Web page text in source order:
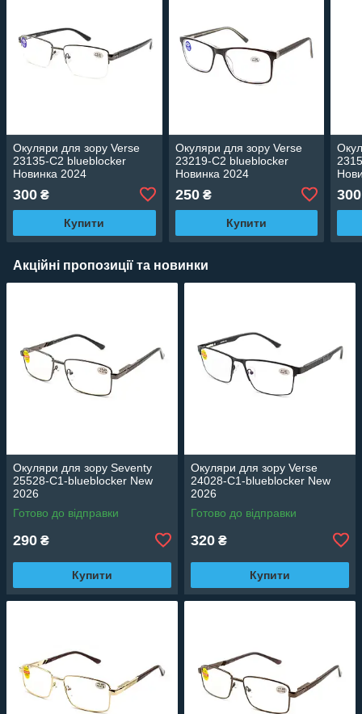
Окуляри для зору Verse
23135-C2 blueblocker
Новинка 2024
300 ₴
Купити
Окуляри для зору Verse
23219-C2 blueblocker
Новинка 2024
250₴
Купити
300
Акційні пропозиції та новинки
Окуляри для зору Seventy
25528-C1-blueblocker New
2026
Готово до відправки
290 ₴
Купити
Окуляри для зору Verse
24028-C1-blueblocker New
2026
Готово до відправки
320 ₴
Купити